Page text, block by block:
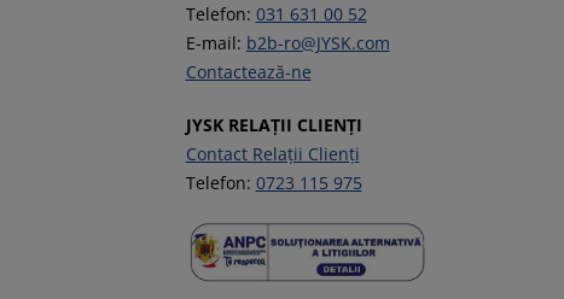
Telefon: 031 631 00 52
E-mail: b2b-ro@JYSK.com
Contactează-ne
JYSK RELAȚII CLIENȚI
Contact Relații Clienți
Telefon: 0723 115 975